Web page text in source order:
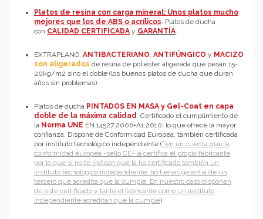
Platos de resina con carga mineral: Unos platos mucho
mejores que los de ABS o acrílicos. Platos de ducha
con CALIDAD CERTIFICADA y GARANTÍA.
EXTRAPLANO, ANTIBACTERIANO, ANTIFÚNGICO y MACIZO
son aligerados de resina de poliéster aligerada que pesan 15-
20kg/m2 sino el doble (los buenos platos de ducha que duran
años sin problemas).
Platos de ducha PINTADOS EN MASA y Gel-Coat en capa
doble de la máxima calidad. Certificado el cumplimiento de
la Norma UNE EN 14527:2006+A1:2010, lo que ofrece la mayor
confianza. Dispone de Conformidad Europea, también certificada
por instituto tecnológico independiente (Ten en cuenta que la
conformidad europea -sello CE- la certifica el propio fabricante
por lo que si no te indican que la ha certificado también un
instituto tecnológico independiente, no tienes garantía de un
tercero que acredita que la cumple. En nuestro caso disponen
de este certificado y tanto el fabricante como un instituto
independiente acreditan que la cumple).